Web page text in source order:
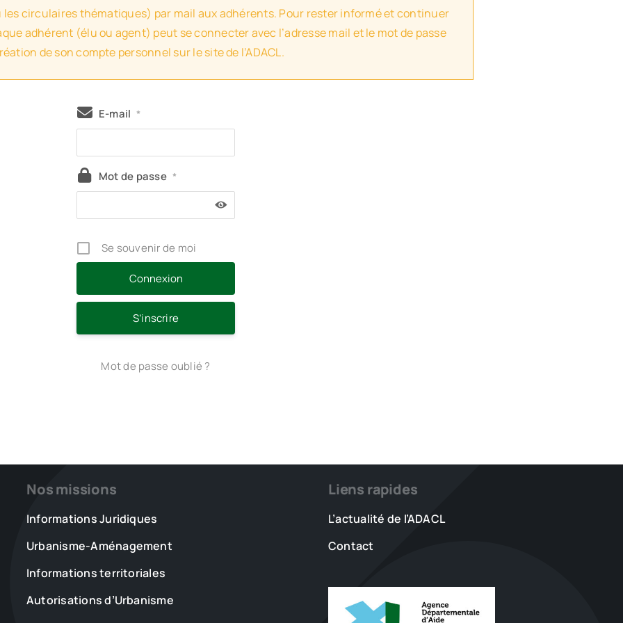
les circulaires thématiques) par mail aux adhérents. Pour rester informé et continuer
adhérent (élu ou agent) peut se connecter avec l’adresse mail et le mot de passe
de son compte personnel sur le site de l’ADACL.
E-mail *
Mot de passe *
Se souvenir de moi
S’inscrire
Mot de passe oublié ?
Nos missions
Informations Juridiques
Urbanisme-Aménagement
Informations territoriales
Autorisations d’Urbanisme
Liens rapides
L’actualité de l’ADACL
Contact